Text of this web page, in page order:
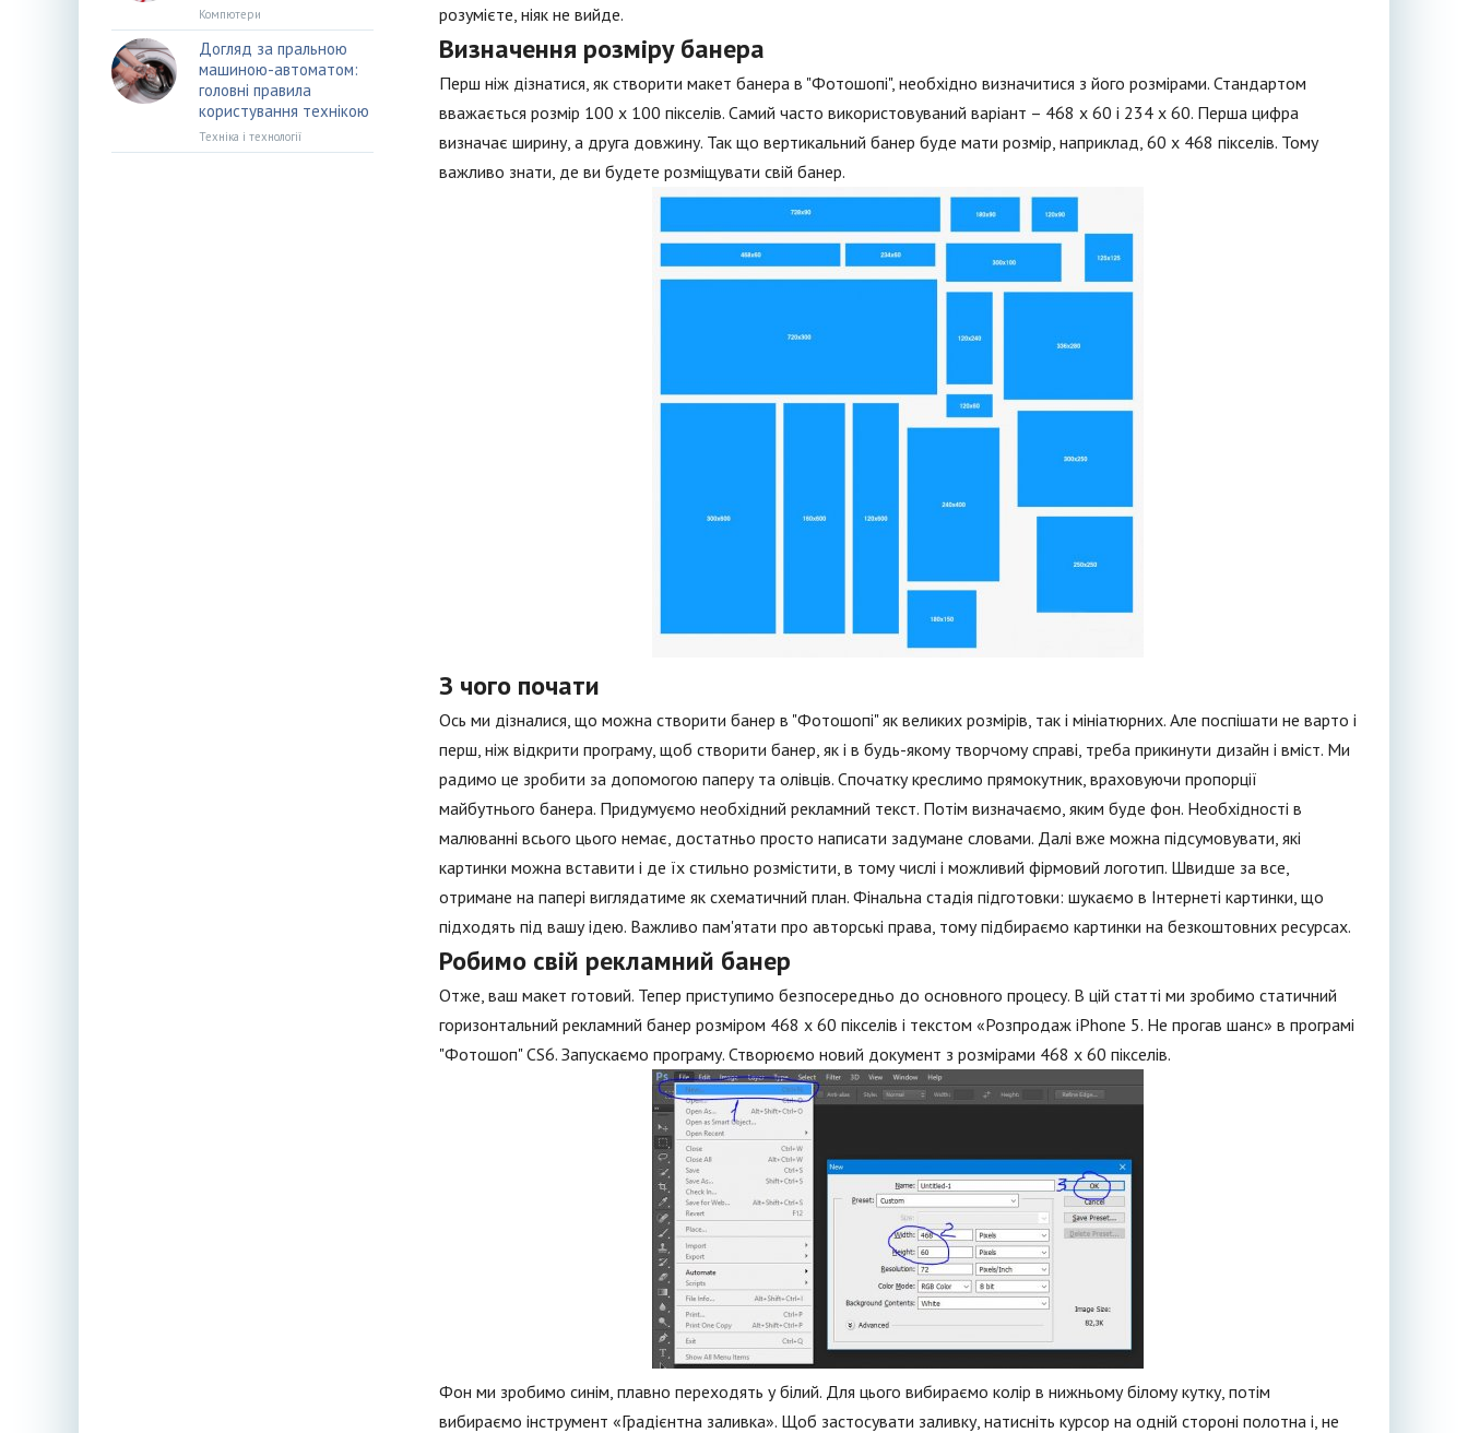
розумієте, ніяк не вийде.
Визначення розміру банера
Перш ніж дізнатися, як створити макет банера в "Фотошопі", необхідно визначитися з його розмірами. Стандартом
вважається розмір 100 х 100 пікселів. Самий часто використовуваний варіант – 468 х 60 і 234 х 60. Перша цифра
визначає ширину, а друга довжину. Так що вертикальний банер буде мати розмір, наприклад, 60 х 468 пікселів. Тому
важливо знати, де ви будете розміщувати свій банер.
З чого почати
Ось ми дізналися, що можна створити банер в "Фотошопі" як великих розмірів, так і мініатюрних. Але поспішати не варто і
перш, ніж відкрити програму, щоб створити банер, як і в будь-якому творчому справі, треба прикинути дизайн і вміст. Ми
радимо це зробити за допомогою паперу та олівців. Спочатку креслимо прямокутник, враховуючи пропорції
майбутнього банера. Придумуємо необхідний рекламний текст. Потім визначаємо, яким буде фон. Необхідності в
малюванні всього цього немає, достатньо просто написати задумане словами. Далі вже можна підсумовувати, які
картинки можна вставити і де їх стильно розмістити, в тому числі і можливий фірмовий логотип. Швидше за все,
отримане на папері виглядатиме як схематичний план. Фінальна стадія підготовки: шукаємо в Інтернеті картинки, що
підходять під вашу ідею. Важливо пам'ятати про авторські права, тому підбираємо картинки на безкоштовних ресурсах.
Робимо свій рекламний банер
Отже, ваш макет готовий. Тепер приступимо безпосередньо до основного процесу. В цій статті ми зробимо статичний
горизонтальний рекламний банер розміром 468 x 60 пікселів і текстом «Розпродаж iPhone 5. Не прогав шанс» в програмі
"Фотошоп" CS6. Запускаємо програму. Створюємо новий документ з розмірами 468 x 60 пікселів.
Фон ми зробимо синім, плавно переходять у білий. Для цього вибираємо колір в нижньому білому кутку, потім
вибираємо інструмент «Градієнтна заливка». Щоб застосувати заливку, натисніть курсор на одній стороні полотна і, не
Компютери
Догляд за пральною
машиною-автоматом:
головні правила
користування технікою
Техніка і технології